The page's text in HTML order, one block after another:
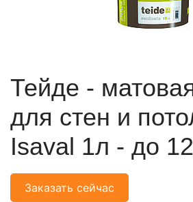
Тейде -
для стен и
Isaval 1л - до
Заказать сейчас